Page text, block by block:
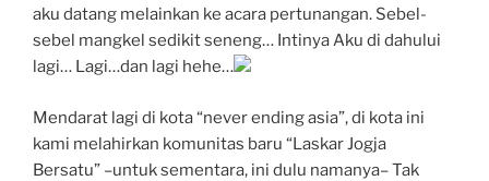
aku datang melainkan ke acara pertunangan. Sebel-
sebel mangkel sedikit seneng… Intinya Aku di dahului
lagi… Lagi…dan lagi hehe…
Mendarat lagi di kota “never ending asia”, di kota ini
kami melahirkan komunitas baru “Laskar Jogja
Bersatu” –untuk sementara, ini dulu namanya– Tak